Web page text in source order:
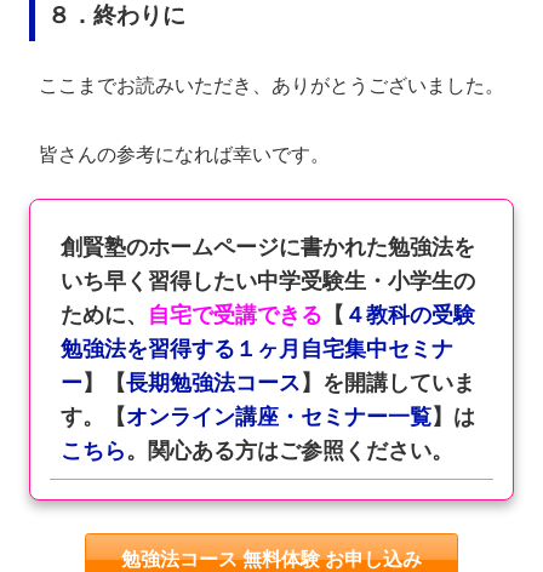
８．終わりに
ここまでお読みいただき、ありがとうございました。
皆さんの参考になれば幸いです。
創賢塾のホームページに書かれた勉強法を
いち早く習得したい中学受験生・小学生の
ために、
自宅で受講できる 【 ４教科の受験
勉強法を習得する１ヶ月自宅集中セミナ
ー】【長期勉強法コース 】を開講していま
す。【オンライン講座・セミナー一覧】は
こちら。関心ある方はご参照ください。
勉強法コース 無料体験 お申し込み